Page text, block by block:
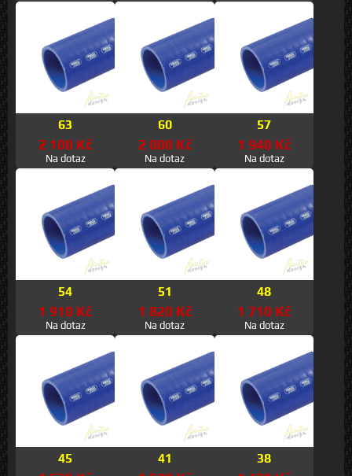
63
2 100 Kč
Na dotaz
60
2 000 Kč
Na dotaz
57
1 940 Kč
Na dotaz
54
1 910 Kč
Na dotaz
51
1 820 Kč
Na dotaz
48
1 710 Kč
Na dotaz
45 41 38